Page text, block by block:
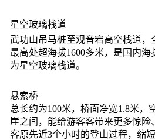
星空玻璃栈道
武功山吊马桩至观音宕高空栈道，
最高处超海拔1600多米，是国内
为星空玻璃栈道。
悬索桥
总长约为100米，桥面净宽1.8米，
崖之间，能给游客客带来更多惊
客原先近3个小时的登山过程，缩短